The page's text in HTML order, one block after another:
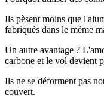
Ils pèsent moins que
fabriqués dans le même
Un autre avantage ?
carbone et le vol devient
Ils ne se déforment pas
couvert.